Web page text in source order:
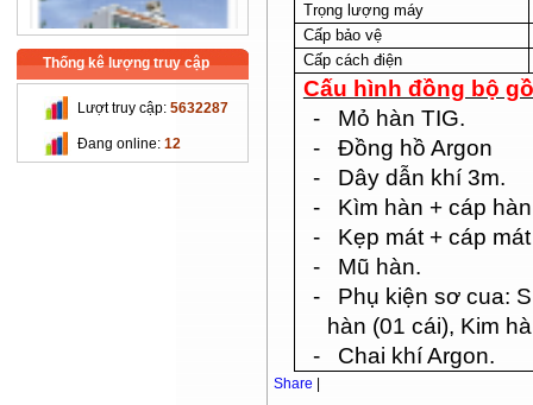
Trường Cao Đẳng Nghề Cơ
Khí Nông Nghiệp
Thống kê lượng truy cập
Lượt truy cập: 5632287
Đang online: 12
Trọng lượng máy
Cấp bảo vệ
Cấp cách điện
Cấu hình đồng bộ
- Mỏ hàn TIG.
- Đồng hồ Argon
- Dây dẫn khí 3m.
- Kìm hàn + cáp
- Kẹp mát + cáp
- Mũ hàn.
- Phụ kiện sơ cua:
hàn (01 cái), Kim
- Chai khí Argon.
Share